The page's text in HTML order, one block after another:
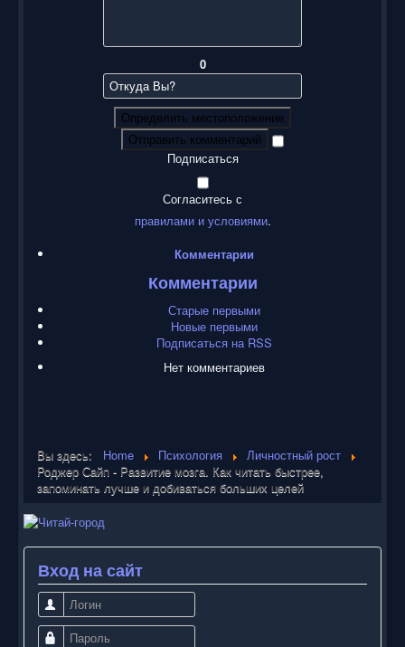
0
Определить местоположение
Отправить комментарий
Подписаться
Согласитесь с
правилами и условиями.
Комментарии
Комментарии
Старые первыми
Новые первыми
Подписаться на RSS
Нет комментариев
Вы здесь: Home Психология
Личностный рост
Роджер Сайп - Развитие мозга. Как читать быстрее,
запоминать лучше и добиваться больших целей
Вход на сайт
Логин
Пароль